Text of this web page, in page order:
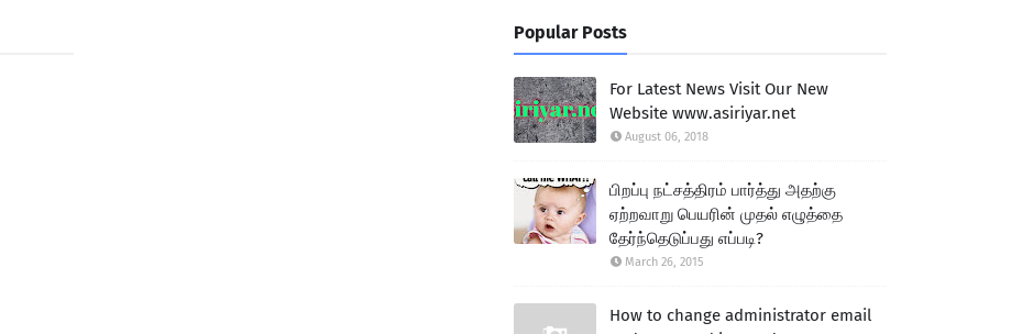
Popular Posts
For Latest News Visit Our New
Website www.asiriyar.net
August 06, 2018
பிறப்பு நட்சத்திரம் பார்த்து அதற்கு
ஏற்றவாறு பெயரின் முதல் எழுத்தை
தேர்ந்தெடுப்பது எப்படி?
March 26, 2015
How to change administrator email